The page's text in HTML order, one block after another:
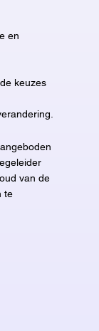
en
keuzes
van de
te